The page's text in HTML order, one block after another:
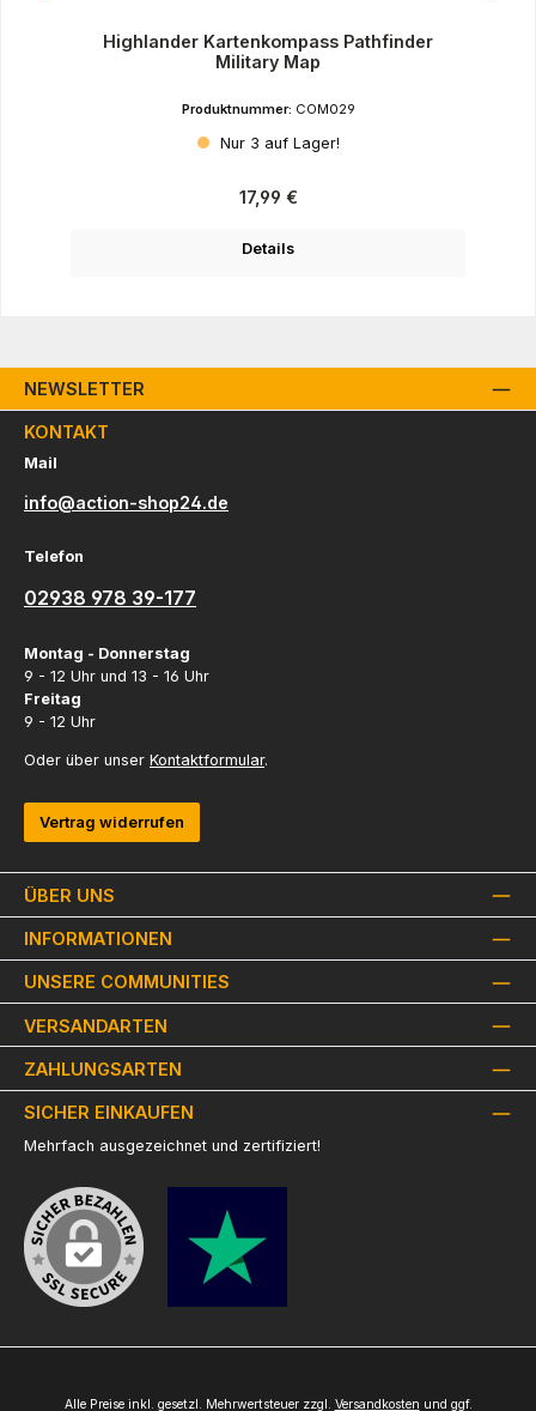
Highlander Kartenkompass Pathfinder
Military Map
Produktnummer: COM029
Nur 3 auf Lager!
Regulärer Preis:
17,99 €
Details
NEWSLETTER
ÜBER UNS
INFORMATIONEN
KONTAKT
Mail
info@action-shop24.de
Telefon
02938 978 39-177
Montag - Donnerstag
9 - 12 Uhr und 13 - 16 Uhr
Freitag
9 - 12 Uhr
Oder über unser Kontaktformular.
Vertrag widerrufen
UNSERE COMMUNITIES
VERSANDARTEN
ZAHLUNGSARTEN
SICHER EINKAUFEN
Mehrfach ausgezeichnet und zertifiziert!
Alle Preise inkl. gesetzl. Mehrwertsteuer zzgl. Versandkosten und ggf.